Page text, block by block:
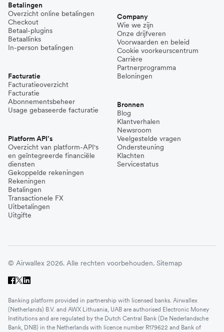
Betalingen
Overzicht online betalingen
Checkout
Betaal-plugins
Betaallinks
In-person betalingen
Facturatie
Facturatieoverzicht
Facturatie
Abonnementsbeheer
Usage gebaseerde facturatie
Platform API’s
Overzicht van platform-API's
en geïntegreerde financiële
diensten
Gekoppelde rekeningen
Rekeningen
Betalingen
Transactionele FX
Uitbetalingen
Uitgifte
Company
Wie we zijn
Onze drijfveren
Voorwaarden en beleid
Cookie voorkeurscentrum
Carrière
Partnerprogramma
Beloningen
Bronnen
Blog
Klantverhalen
Newsroom
Veelgestelde vragen
Ondersteuning
Klachten
Servicestatus
© Airwallex 2026. Alle rechten voorbehouden. Sitemap
Banking platform provided in partnership with licensed banks. Airwallex
(Netherlands) B.V. and AWX Lithuania, UAB are authorised Electronic Money
Institutions and are regulated by the Dutch Central Bank (De Nederlandsche
Bank, DNB) in the Netherlands with licence number R179622 and Bank of